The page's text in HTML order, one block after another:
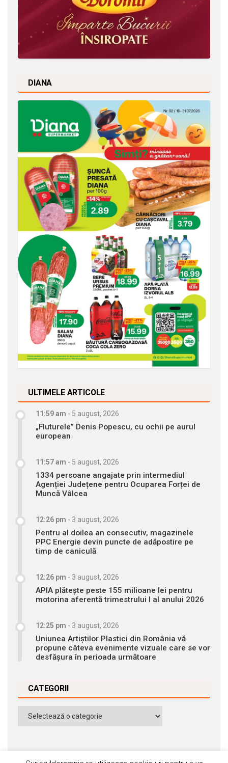
DIANA
ULTIMELE ARTICOLE
11:59 am - 5 august, 2026
„Fluturele” Denis Popescu, cu ochii pe aurul
european
11:57 am - 5 august, 2026
1334 persoane angajate prin intermediul
Agenției Județene pentru Ocuparea Forței de
Muncă Vâlcea
12:26 pm - 3 august, 2026
Pentru al doilea an consecutiv, magazinele
PPC Energie devin puncte de adăpostire pe
timp de caniculă
12:26 pm - 3 august, 2026
APIA plătește peste 155 milioane lei pentru
motorina aferentă trimestrului I al anului 2026
12:25 pm - 3 august, 2026
Uniunea Artiștilor Plastici din România vă
propune câteva evenimente vizuale care se vor
desfășura în perioada următoare
CATEGORII
Categorii